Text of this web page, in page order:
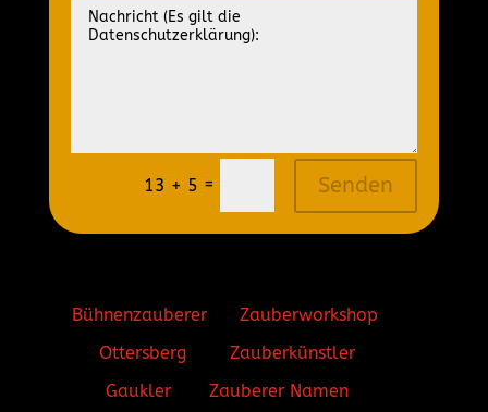
13 + 5 = Senden
Bühnenzauberer
Zauberworkshop
Ottersberg
Zauberkünstler
Gaukler
Zauberer Namen